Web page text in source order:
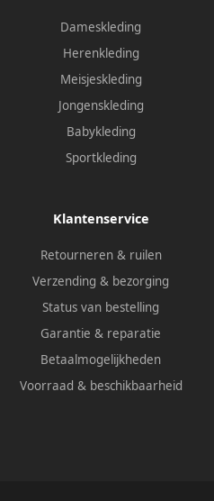
Dameskleding
Herenkleding
Meisjeskleding
Jongenskleding
Babykleding
Sportkleding
Klantenservice
Retourneren & ruilen
Verzending & bezorging
Status van bestelling
Garantie & reparatie
Betaalmogelijkheden
Voorraad & beschikbaarheid